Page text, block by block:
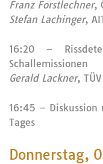
Franz Forstlechner,
Stefan Lachinger,
16:20 –
Schallemissionen
Gerald Lackner,
16:45 – Diskussion
Tages
Donnerstag,